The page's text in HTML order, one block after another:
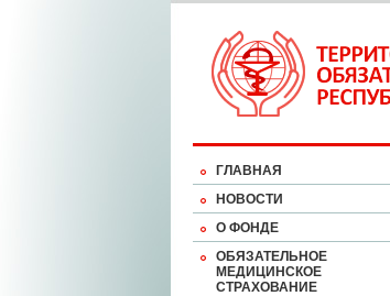
ГЛАВНАЯ
НОВОСТИ
О ФОНДЕ
ОБЯЗАТЕЛЬНОЕ
МЕДИЦИНСКОЕ
СТРАХОВАНИЕ